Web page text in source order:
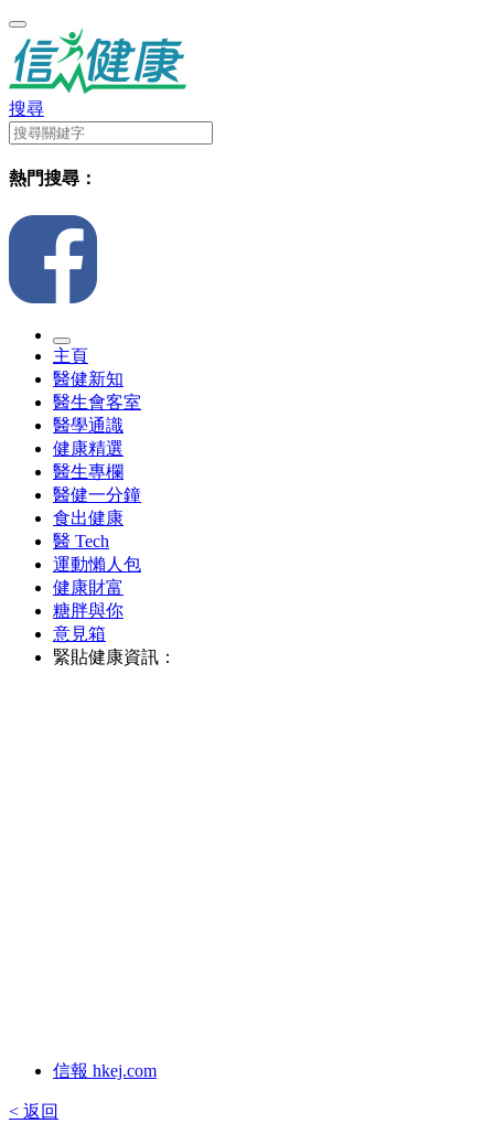
搜尋
熱門搜尋：
主頁
醫健新知
醫生會客室
醫學通識
健康精選
醫生專欄
醫健一分鐘
食出健康
醫 Tech
運動懶人包
健康財富
糖胖與你
意見箱
緊貼健康資訊：
信報 hkej.com
< 返回